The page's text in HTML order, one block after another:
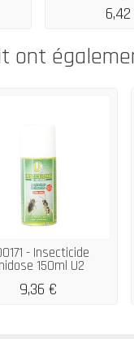
ont
- Insecticide
150ml U2
9,36 €